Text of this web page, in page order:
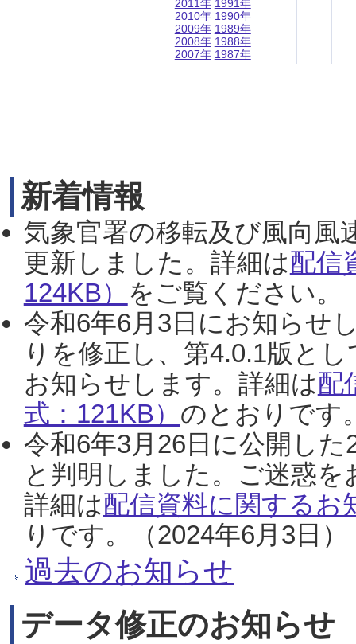
2011年
2010年
2009年
2008年
2007年
1991年
1990年
1989年
1988年
1987年
新着情報
気象官署の移転及び風向風
更新しました。詳細は配信
124KB） をご覧ください。
令和6年6月3日にお知らせ
りを修正し、第4.0.1版と
お知らせします。詳細は配
式：121KB） のとおりです
令和6年3月26日に公開し
と判明しました。ご迷惑
詳細は配信資料に関するお
りです。（2024年6月3日）
過去のお知らせ
データ修正のお知らせ